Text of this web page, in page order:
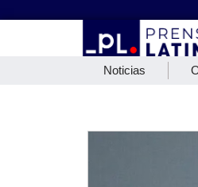
Noticias